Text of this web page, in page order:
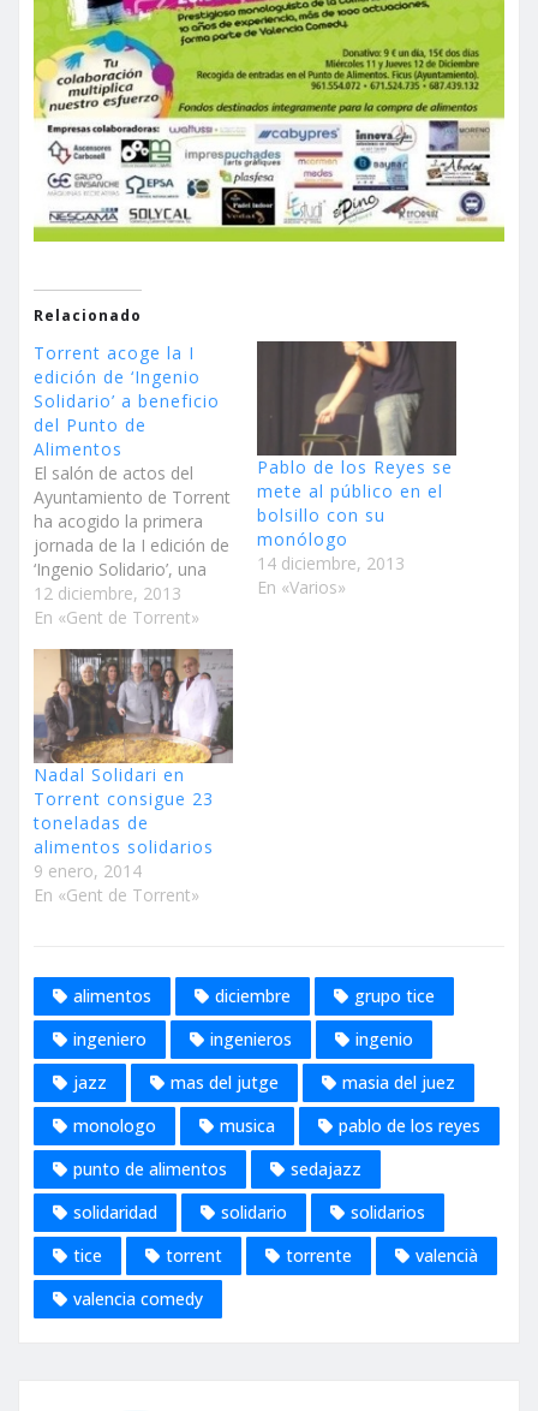
Relacionado
Torrent acoge la I
edición de ‘Ingenio
Solidario’ a beneficio
del Punto de
Alimentos
El salón de actos del
Ayuntamiento de Torrent
ha acogido la primera
jornada de la I edición de
‘Ingenio Solidario’, una
iniciativa organizada por
el Grupo T.I.C.E
Punto de Alimentos de la
ciudad. Durante la tarde
de ayer todos los
asistentes disfrutaron de
un concierto de…
12 diciembre, 2013
En «Gent de Torrent»
Pablo de los Reyes se
mete al público en el
bolsillo con su
monólogo
14 diciembre, 2013
En «Varios»
Nadal Solidari en
Torrent consigue 23
toneladas de
alimentos solidarios
9 enero, 2014
En «Gent de Torrent»
alimentos diciembre
grupo tice
ingeniero
ingenieros
ingenio
jazz
mas del jutge
masia del juez
monologo
musica
pablo de los reyes
punto de alimentos
sedajazz
solidaridad
solidario
solidarios
tice
torrent torrente
valencià
valencia comedy